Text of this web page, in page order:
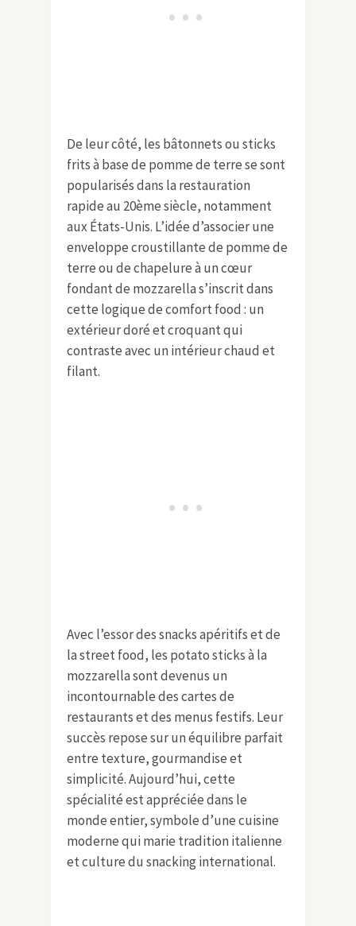
De leur côté, les bâtonnets ou sticks
frits à base de pomme de terre se sont
popularisés dans la restauration
rapide au 20ème siècle, notamment
aux États-Unis. L’idée d’associer une
enveloppe croustillante de pomme de
terre ou de chapelure à un cœur
fondant de mozzarella s’inscrit dans
cette logique de comfort food : un
extérieur doré et croquant qui
contraste avec un intérieur chaud et
filant.
Avec l’essor des snacks apéritifs et de
la street food, les potato sticks à la
mozzarella sont devenus un
incontournable des cartes de
restaurants et des menus festifs. Leur
succès repose sur un équilibre parfait
entre texture, gourmandise et
simplicité. Aujourd’hui, cette
spécialité est appréciée dans le
monde entier, symbole d’une cuisine
moderne qui marie tradition italienne
et culture du snacking international.